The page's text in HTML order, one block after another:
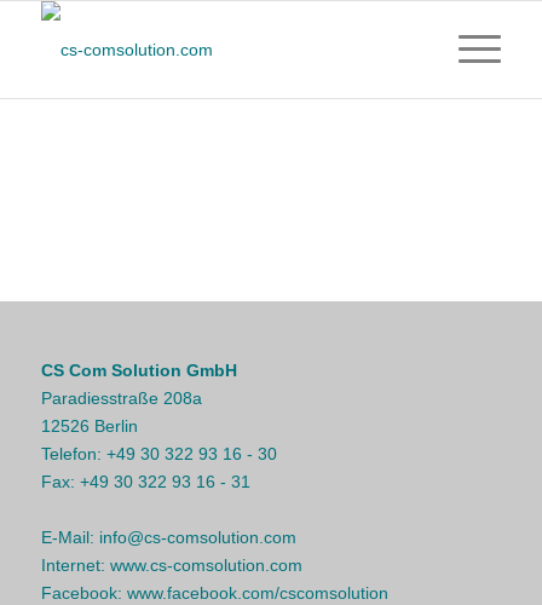
CS Com Solution GmbH
Paradiesstraße 208a
12526 Berlin
Telefon: +49 30 322 93 16 - 30
Fax: +49 30 322 93 16 - 31
E-Mail: info@cs-comsolution.com
Internet: www.cs-comsolution.com
Facebook: www.facebook.com/cscomsolution